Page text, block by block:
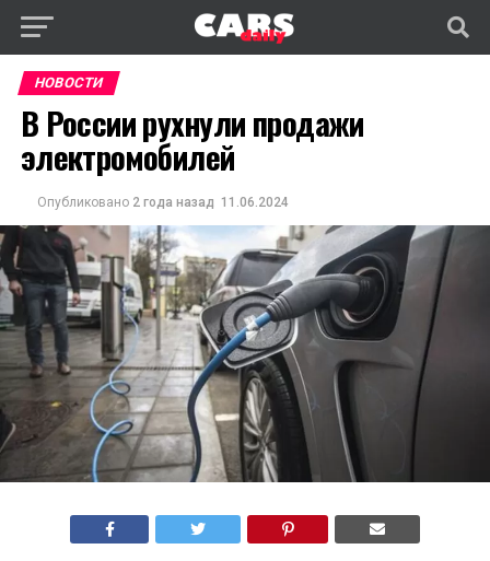
НОВОСТИ
В России рухнули продажи
электромобилей
Опубликовано 2 года назад 11.06.2024